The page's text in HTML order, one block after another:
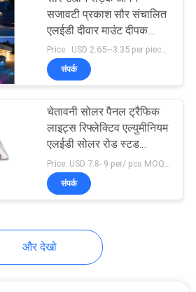
सजावटी प्रकाश सौर संचालित
एलईडी दीवार माउंट दीपक
आउटडोर बाड़ प्रकाश
Price : USD 2.65~3.35 per piece MOQ:100 पीसीएस
संपर्क
चेतावनी सोलर पैनल ट्रैफिक
लाइट्स रिफ्लेक्टिव एल्युमीनियम
एलईडी सोलर रोड स्टड
ड्राइववे लाइट्स
Price: USD 7.8- 9 per/ pcs MOQ:10
संपर्क
और देखो